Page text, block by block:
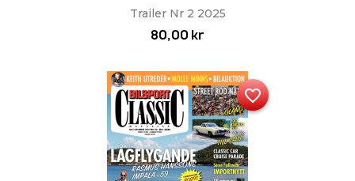
Trailer Nr 2 2025
80,00 kr
favorite_border